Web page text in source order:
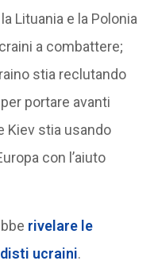
Lituania e la Polonia
a combattere;
stia reclutando
portare avanti
Kiev stia usando
con l’aiuto
rivelare le
ucraini.